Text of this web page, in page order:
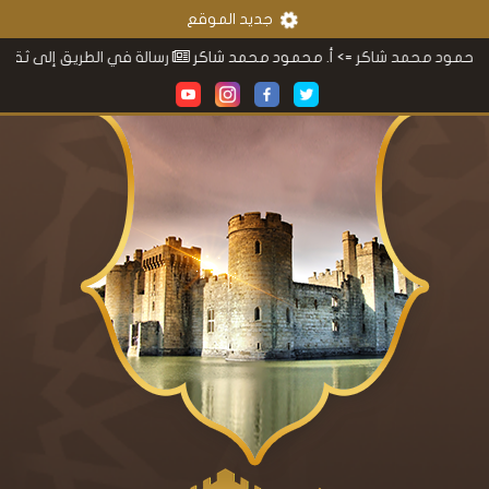
جديد الموقع
رسالة في الطريق إلى ثقافتنا محمد شاكر=> أ. محمود محمد شاكر